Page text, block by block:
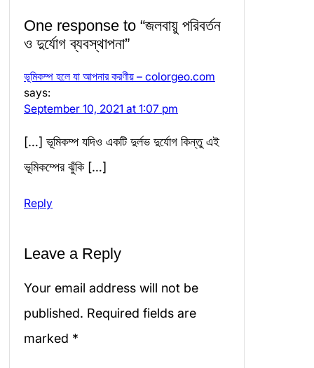
One response to “জলবায়ু পরিবর্তন
ও দুর্যোগ ব্যবস্থাপনা”
ভূমিকম্প হলে যা আপনার করণীয় – colorgeo.com
says:
September 10, 2021 at 1:07 pm
[…] ভূমিকম্প যদিও একটি দুর্লভ দুর্যোগ কিন্তু এই
ভূমিকম্পের ঝুঁকি […]
Reply
Leave a Reply
Your email address will not be
published. Required fields are
marked *